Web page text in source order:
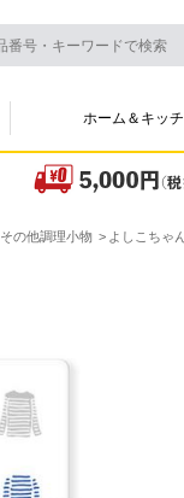
ホーム＆キッ
その他調理小物 よしこちゃ